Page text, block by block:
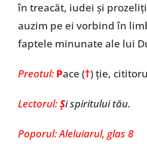
în treacăt, iudei și
auzim pe ei vorbind în
faptele minunate ale lui
Preotul: Pace (†) ţie,
Lectorul:Şi spiritului tău.
Poporul:Aleluiarul, glas 8